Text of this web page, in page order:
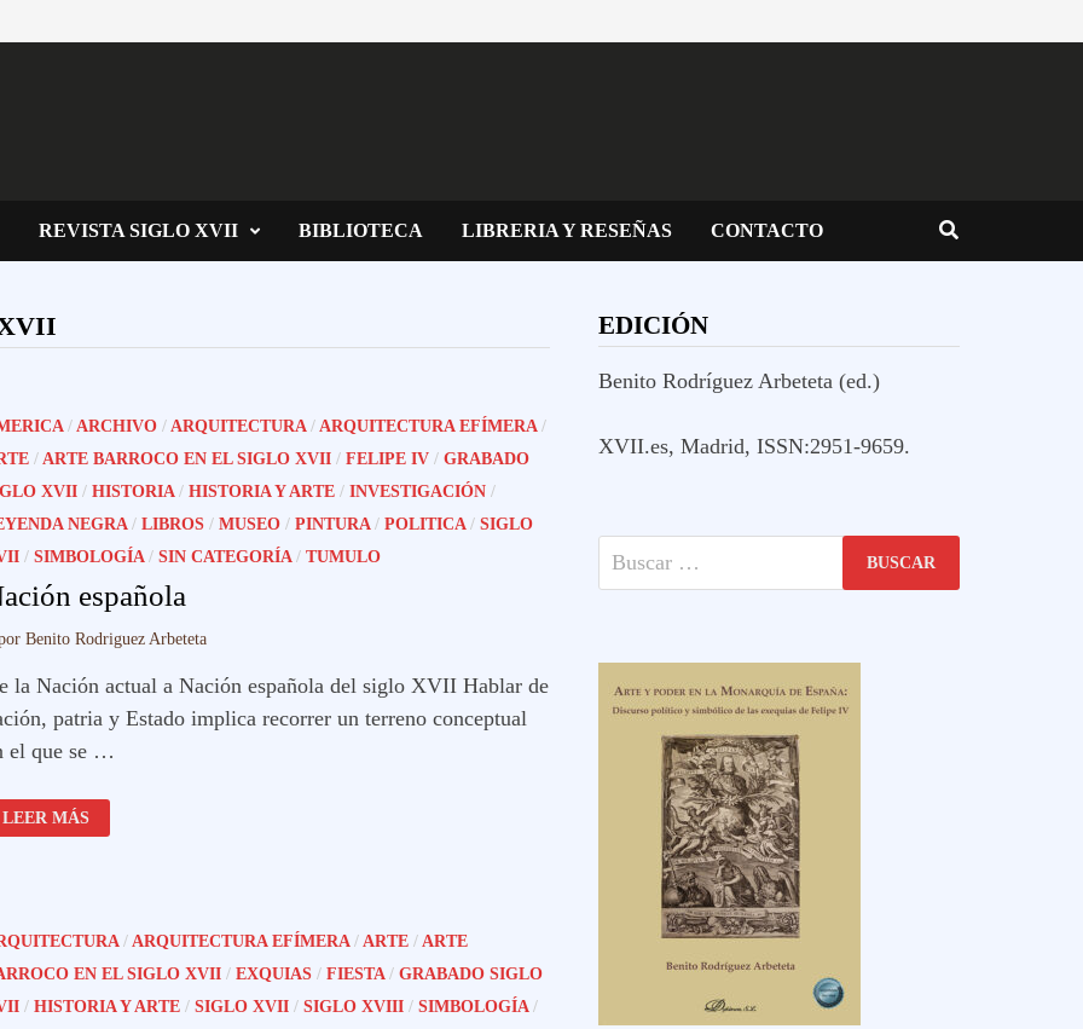
REVISTA SIGLO XVII BIBLIOTECA LIBRERIA Y RESEÑAS CONTACTO
/ ARCHIVO/ ARQUITECTURA/ ARQUITECTURA EFÍMERA/
/ ARTE BARROCO EN EL SIGLO XVII/ FELIPE IV/ GRABADO
XVII/ HISTORIA/ HISTORIA Y ARTE/ INVESTIGACIÓN/
NEGRA/ LIBROS/ MUSEO/ PINTURA/ POLITICA/ SIGLO
/ SIMBOLOGÍA/ SIN CATEGORÍA/ TUMULO
española
Benito Rodriguez Arbeteta
la Nación actual a Nación española del siglo XVII Hablar de
patria y Estado implica recorrer un terreno conceptual
el que se …
NACIÓN
ESPAÑOLA
LEER MÁS
/ ARQUITECTURA EFÍMERA/ ARTE/ ARTE
EN EL SIGLO XVII/ EXQUIAS/ FIESTA/ GRABADO SIGLO
/ HISTORIA Y ARTE/ SIGLO XVII/ SIGLO XVIII/ SIMBOLOGÍA/
EDICIÓN
Benito Rodríguez Arbeteta (ed.)
XVII.es, Madrid, ISSN:2951-9659.
Buscar: